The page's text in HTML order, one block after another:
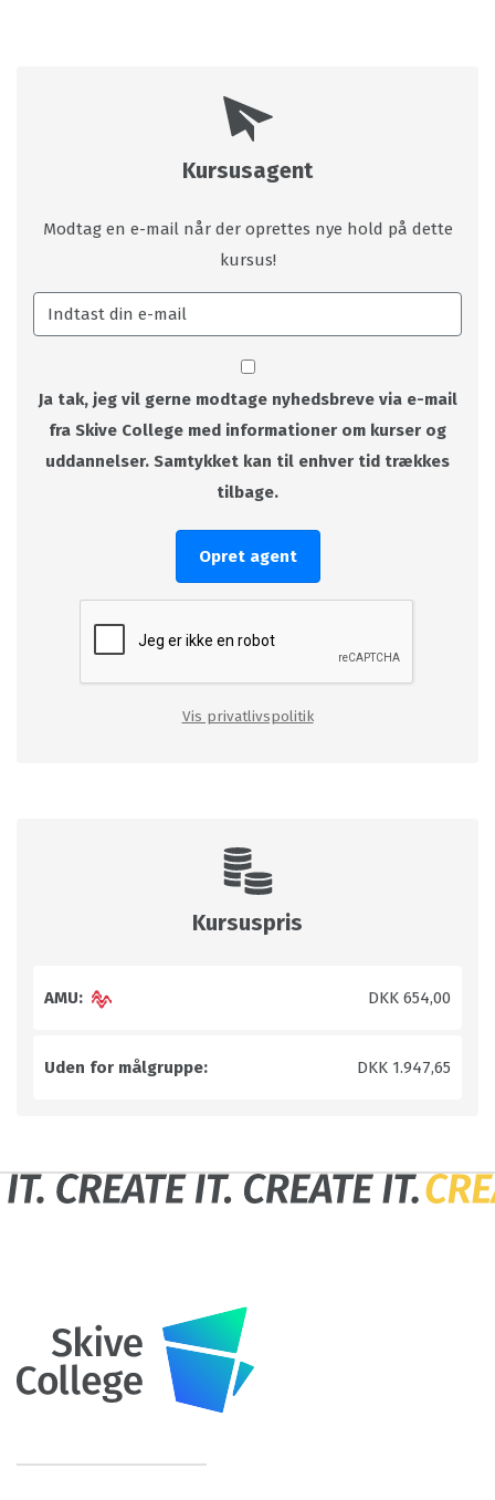
Kursusagent
Modtag en e-mail når der oprettes nye hold på dette
kursus!
Ja tak, jeg vil gerne modtage nyhedsbreve via e-mail
fra Skive College med informationer om kurser og
uddannelser. Samtykket kan til enhver tid trækkes
tilbage.
Opret agent
Vis privatlivspolitik
Kursuspris
AMU: DKK 654,00
Uden for målgruppe: DKK 1.947,65